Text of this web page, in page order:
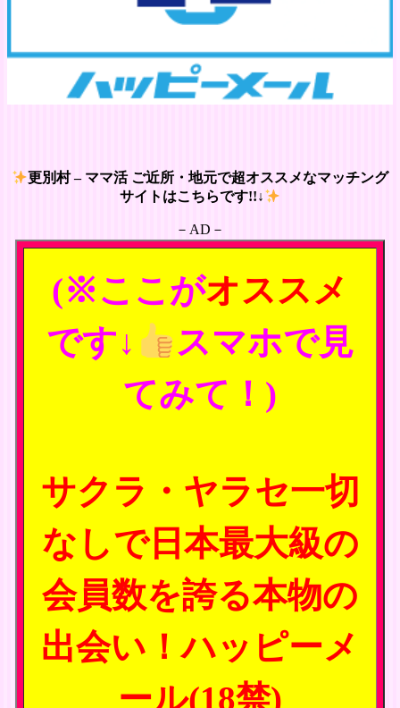
更別村 – ママ活 ご近所・地元で超オススメなマッチング
サイトはこちらです!!↓
－AD－
(※ここがオススメ
です↓
スマホで見
てみて！)
サクラ・ヤラセ一切
なしで日本最大級の
会員数を誇る本物の
出会い！ハッピーメ
ール(18禁)